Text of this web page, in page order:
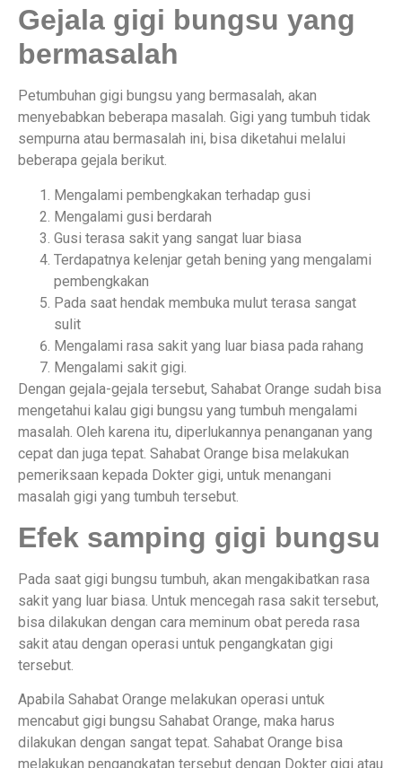
Gejala gigi bungsu yang
bermasalah
Petumbuhan gigi bungsu yang bermasalah, akan
menyebabkan beberapa masalah. Gigi yang tumbuh tidak
sempurna atau bermasalah ini, bisa diketahui melalui
beberapa gejala berikut.
Mengalami pembengkakan terhadap gusi
Mengalami gusi berdarah
Gusi terasa sakit yang sangat luar biasa
Terdapatnya kelenjar getah bening yang mengalami
pembengkakan
Pada saat hendak membuka mulut terasa sangat
sulit
Mengalami rasa sakit yang luar biasa pada rahang
Mengalami sakit gigi.
Dengan gejala-gejala tersebut, Sahabat Orange sudah bisa
mengetahui kalau gigi bungsu yang tumbuh mengalami
masalah. Oleh karena itu, diperlukannya penanganan yang
cepat dan juga tepat. Sahabat Orange bisa melakukan
pemeriksaan kepada Dokter gigi, untuk menangani
masalah gigi yang tumbuh tersebut.
Efek samping gigi bungsu
Pada saat gigi bungsu tumbuh, akan mengakibatkan rasa
sakit yang luar biasa. Untuk mencegah rasa sakit tersebut,
bisa dilakukan dengan cara meminum obat pereda rasa
sakit atau dengan operasi untuk pengangkatan gigi
tersebut.
Apabila Sahabat Orange melakukan operasi untuk
mencabut gigi bungsu Sahabat Orange, maka harus
dilakukan dengan sangat tepat. Sahabat Orange bisa
melakukan pengangkatan tersebut dengan Dokter gigi atau